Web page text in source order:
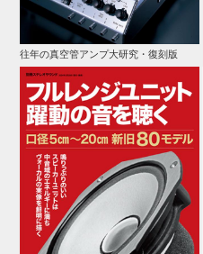
往年の真空管アンプ大研究・復刻版